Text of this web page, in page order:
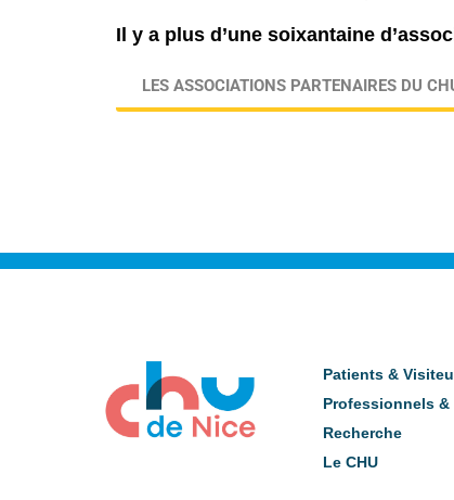
Il y a plus d’une soixantaine
LES ASSOCIATIONS PARTENAIRES DU
Patients &
Professionnels
Recherche
Le CHU